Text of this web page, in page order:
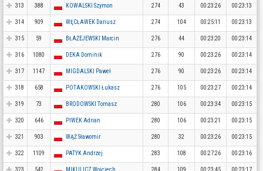
313 388 KOWALSKI Szymon 274 43 00:23:26 00:23:13
314 909 WĘCŁAWEK Dariusz 274 104 00:25:11 00:23:13
315 59 BŁAŻEJEWSKI Marcin 276 44 00:23:20 00:23:14
316 1080 DEKA Dominik 276 90 00:23:26 00:23:14
317 1147 MIGDALSKI Paweł 276 90 00:23:26 00:23:14
318 658 POTAKOWSKI Łukasz 276 105 00:23:27 00:23:14
319 73 BRODOWSKI Tomasz 280 106 00:23:34 00:23:15
320 646 PIWEK Adrian 280 106 00:23:21 00:23:15
321 903 WĄŻ Sławomir 280 32 00:23:26 00:23:15
322 1109 PATYK Andrzej 283 108 00:27:26 00:23:16
323 542 MIKULICZ Wojciech 284 109 00:23:45 00:23:17